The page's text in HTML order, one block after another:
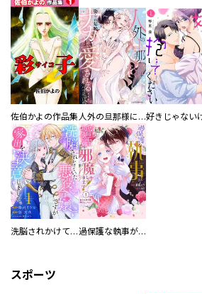
佐伯かよの作品集 人外の旦那様に娶られ毎晩ナカまで愛される…。アンソロジー
洗脳されかけていた悪役令嬢ですが家出を決意しました。【電子単行本版／特典おまけ付き】 過保護な執事が私の婚活を邪魔してきます！ 分冊版
スポーツ